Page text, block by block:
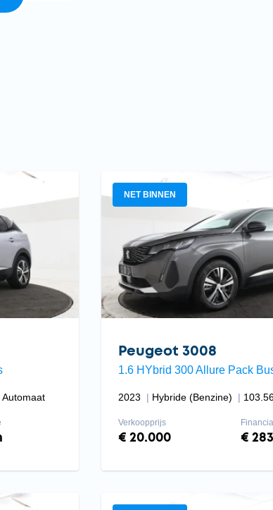
Automaat
NET BINNEN
Peugeot 3008
1.6 HYbrid 300 Allure Pack
2023 Hybride (Benzine)
Verkoopprijs
€ 20.000 €